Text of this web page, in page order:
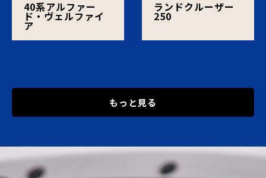
40系アルファー
ド・ヴェルファイ
ア
ランドクルーザー
250
もっと見る